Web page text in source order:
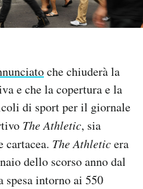
che chiuderà la
e che la copertura e la
di sport per il giornale
The Athletic, sia
cartacea. The Athleticera
dello scorso anno dal
spesa intorno ai 550